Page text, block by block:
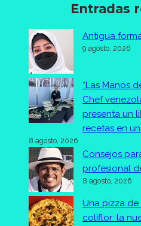
Entradas
Antigua
9 agosto, 2026
“Las Manos
Chef
presenta un
recetas en
8 agosto, 2026
Consejos
profesional
8 agosto, 2026
Una pizza
coliflor: la